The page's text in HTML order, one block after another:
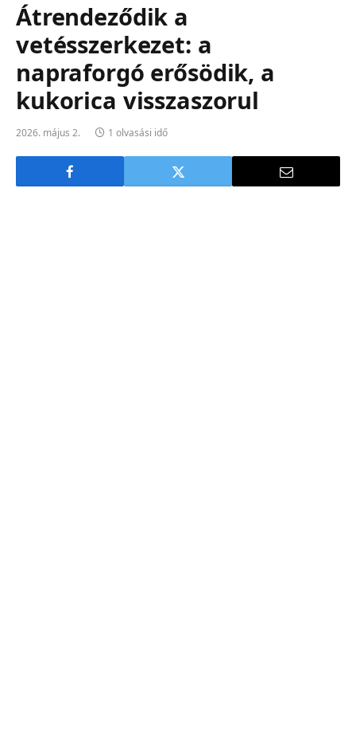
Átrendeződik a
vetésszerkezet: a
napraforgó erősödik, a
kukorica visszaszorul
2026. május 2. 1 olvasási idő